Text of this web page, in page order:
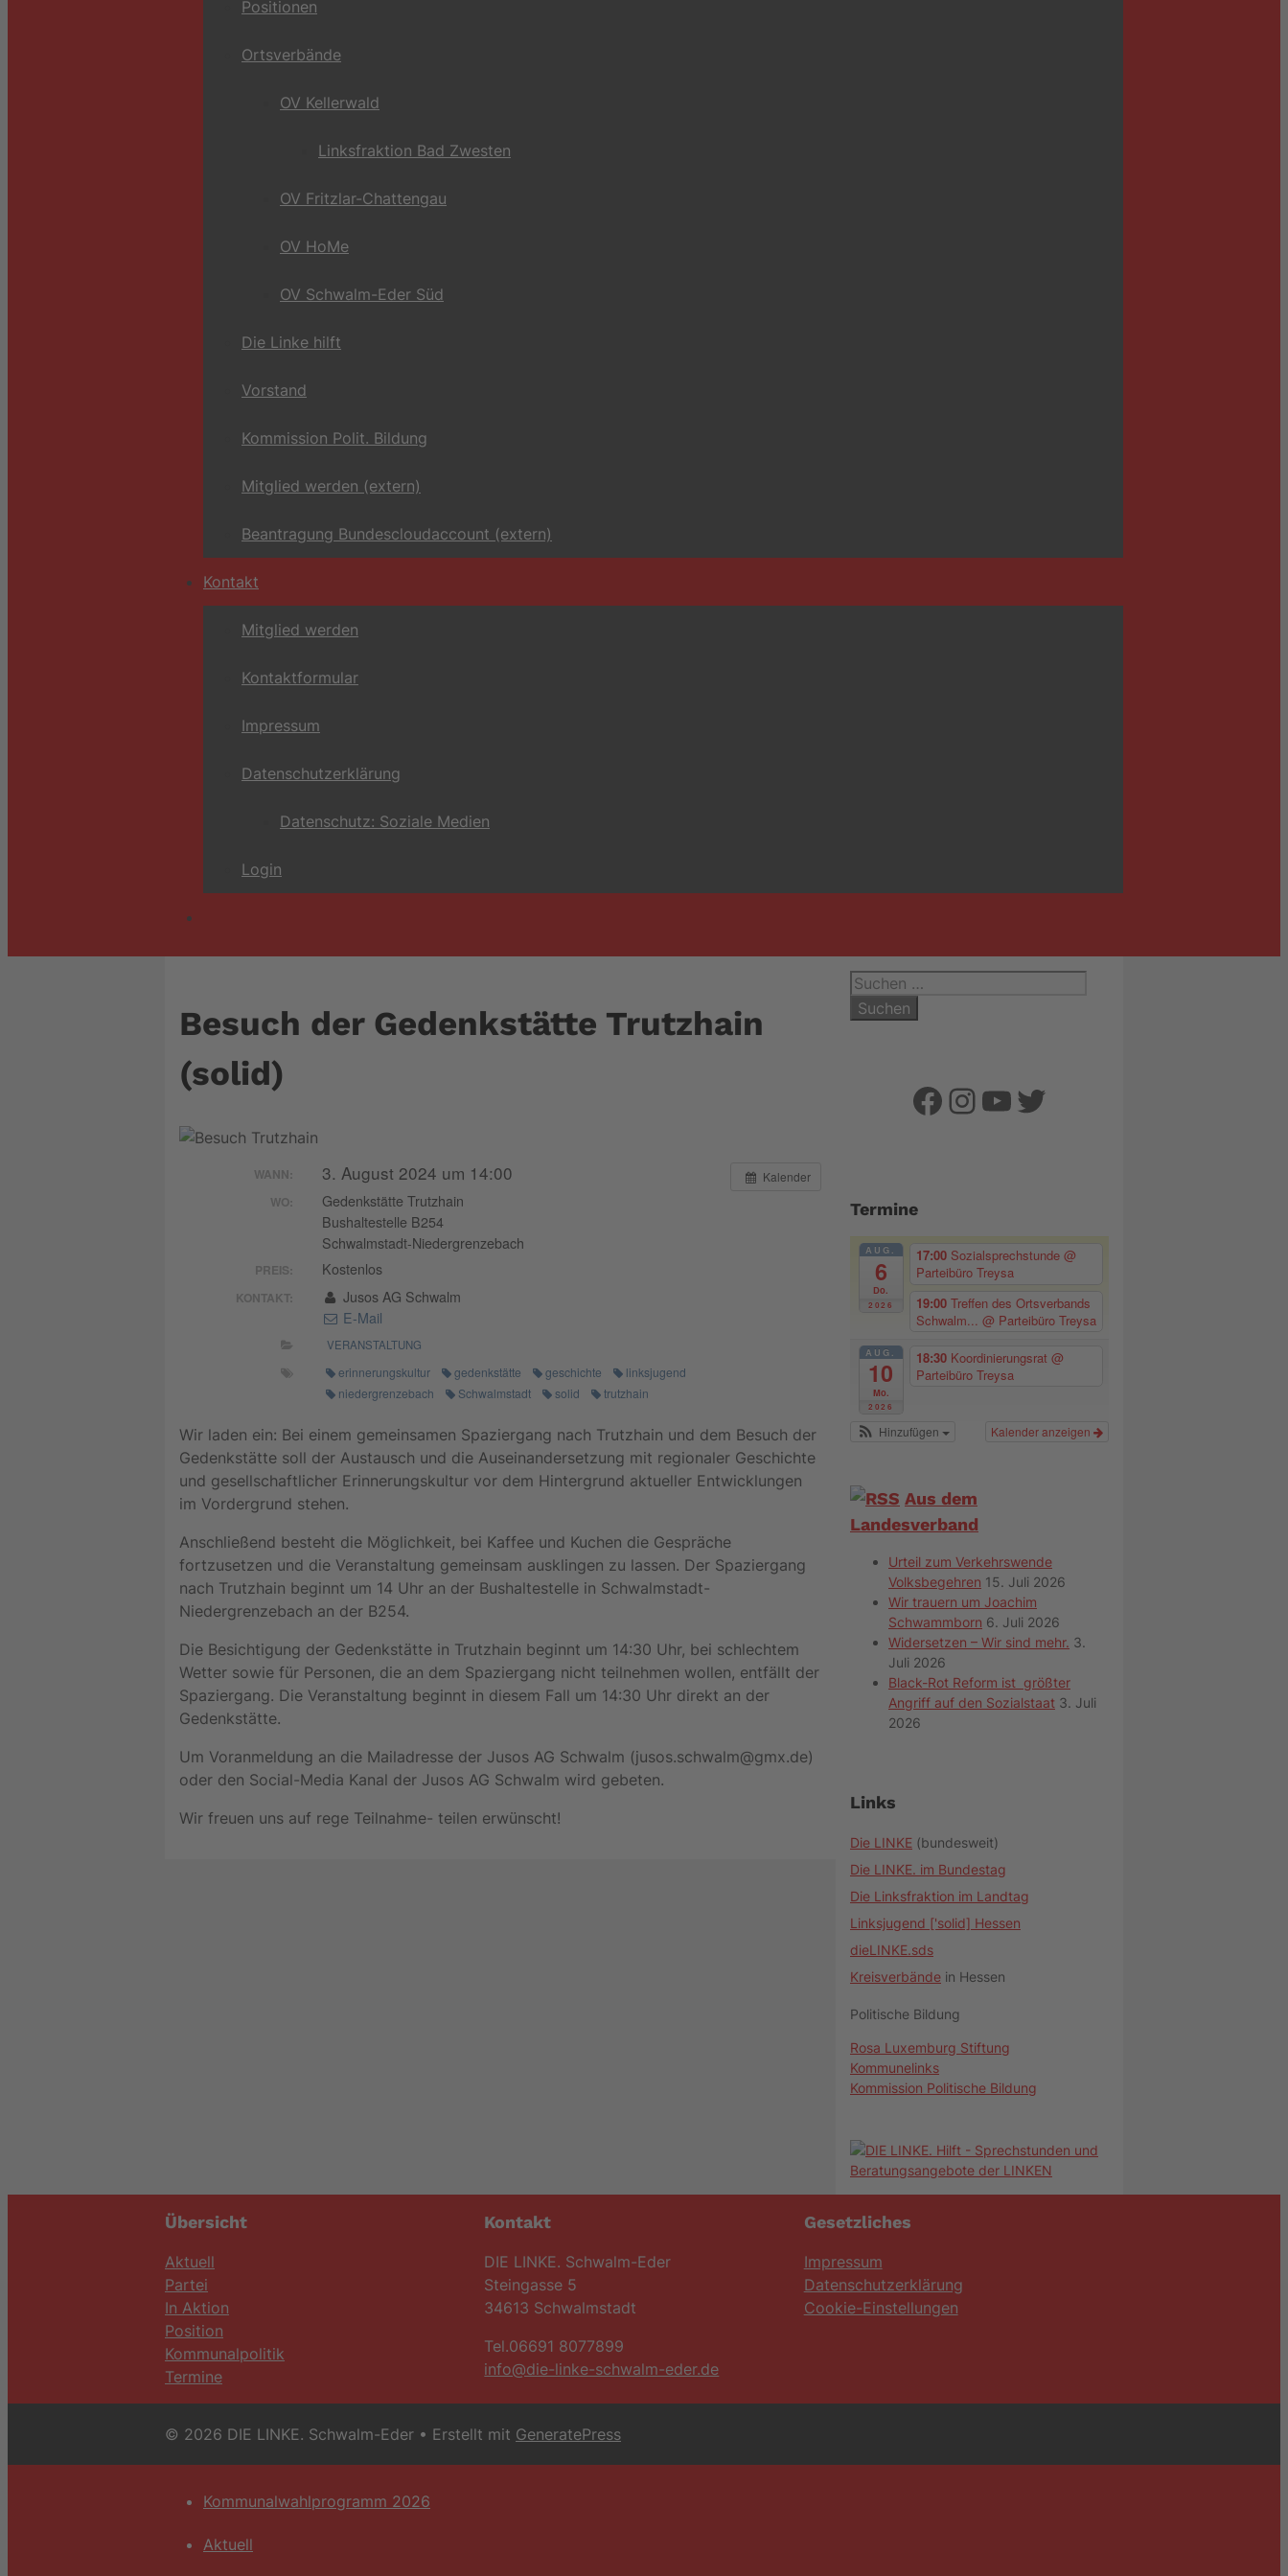
Positionen
Ortsverbände
OV Kellerwald
Linksfraktion Bad Zwesten
OV Fritzlar-Chattengau
OV HoMe
OV Schwalm-Eder Süd
Die Linke hilft
Vorstand
Kommission Polit. Bildung
Mitglied werden (extern)
Beantragung Bundescloudaccount (extern)
Kontakt
Mitglied werden
Kontaktformular
Impressum
Datenschutzerklärung
Datenschutz: Soziale Medien
Login
Besuch der Gedenkstätte Trutzhain
(solid)
Kalender
WANN: 3. August 2024 um 14:00
WO:
Gedenkstätte Trutzhain
Bushaltestelle B254
Schwalmstadt-Niedergrenzebach
PREIS: Kostenlos
KONTAKT:
Jusos AG Schwalm
E-Mail
VERANSTALTUNG
erinnerungskultur gedenkstätte geschichte
linksjugend
niedergrenzebach
Schwalmstadt solid trutzhain
Wir laden ein: Bei einem gemeinsamen Spaziergang nach Trutzhain und dem Besuch der
Gedenkstätte soll der Austausch und die Auseinandersetzung mit regionaler Geschichte
und gesellschaftlicher Erinnerungskultur vor dem Hintergrund aktueller Entwicklungen
im Vordergrund stehen.
Anschließend besteht die Möglichkeit, bei Kaffee und Kuchen die Gespräche
fortzusetzen und die Veranstaltung gemeinsam ausklingen zu lassen. Der Spaziergang
nach Trutzhain beginnt um 14 Uhr an der Bushaltestelle in Schwalmstadt-
Niedergrenzebach an der B254.
Die Besichtigung der Gedenkstätte in Trutzhain beginnt um 14:30 Uhr, bei schlechtem
Wetter sowie für Personen, die an dem Spaziergang nicht teilnehmen wollen, entfällt der
Spaziergang. Die Veranstaltung beginnt in diesem Fall um 14:30 Uhr direkt an der
Gedenkstätte.
Um Voranmeldung an die Mailadresse der Jusos AG Schwalm (jusos.schwalm@gmx.de)
oder den Social-Media Kanal der Jusos AG Schwalm wird gebeten.
Wir freuen uns auf rege Teilnahme- teilen erwünscht!
Suchen
nach:
Facebook
Instagram
YouTube
Twitter
Termine
AUG.
6
Do.
2026
17:00 Sozialsprechstunde @
Parteibüro Treysa
19:00 Treffen des Ortsverbands
Schwalm... @ Parteibüro Treysa
AUG.
10
Mo.
2026
18:30 Koordinierungsrat @
Parteibüro Treysa
Kalender anzeigen
Hinzufügen
Aus dem
Landesverband
Urteil zum Verkehrswende
Volksbegehren 15. Juli 2026
Wir trauern um Joachim
Schwammborn 6. Juli 2026
Widersetzen – Wir sind mehr. 3.
Juli 2026
Black-Rot Reform ist größter
Angriff auf den Sozialstaat 3. Juli
2026
Links
Die LINKE (bundesweit)
Die LINKE. im Bundestag
Die Linksfraktion im Landtag
Linksjugend ['solid] Hessen
dieLINKE.sds
Kreisverbände in Hessen
Politische Bildung
Rosa Luxemburg Stiftung
Kommunelinks
Kommission Politische Bildung
Übersicht
Aktuell
Partei
In Aktion
Position
Kommunalpolitik
Termine
Kontakt
DIE LINKE. Schwalm-Eder
Steingasse 5
34613 Schwalmstadt
Tel.06691 8077899
info@die-linke-schwalm-eder.de
Gesetzliches
Impressum
Datenschutzerklärung
Cookie-Einstellungen
© 2026 DIE LINKE. Schwalm-Eder • Erstellt mit GeneratePress
Kommunalwahlprogramm 2026
Aktuell